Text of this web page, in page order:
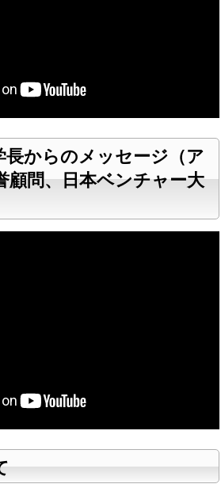
長からのメッセージ（ア
顧問、日本ベンチャー大